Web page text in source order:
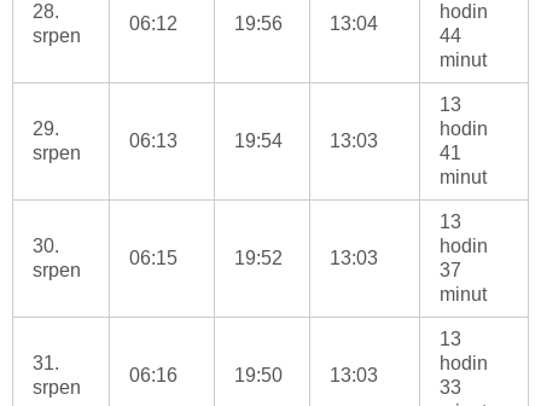
28.
srpen
06:12 19:56 13:04
hodin
44
minut
29.
srpen
06:13 19:54 13:03
13
hodin
41
minut
30.
srpen
06:15 19:52 13:03
13
hodin
37
minut
31.
srpen
06:16 19:50 13:03
13
hodin
33